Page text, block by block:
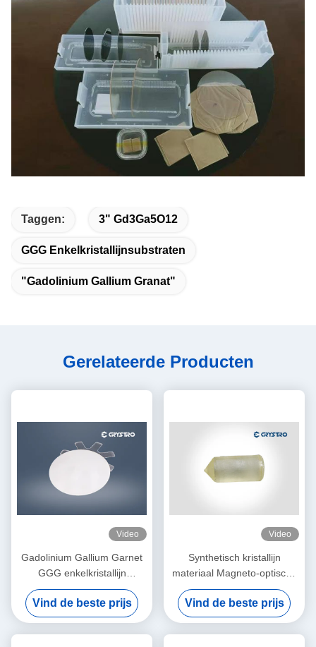
Taggen: 3" Gd3Ga5O12
GGG Enkelkristallijnsubstraten
"gadolinium Gallium Granat"
Gerelateerde Producten
Video
Gadolinium Gallium Garnet
GGG enkelkristallijn
substraat voor YIG en BIG
film
Vind de beste prijs
Video
Synthetisch kristallijn
materiaal Magneto-optische
kristallen Gadolinium Gallium
Garnet GGG
Vind de beste prijs